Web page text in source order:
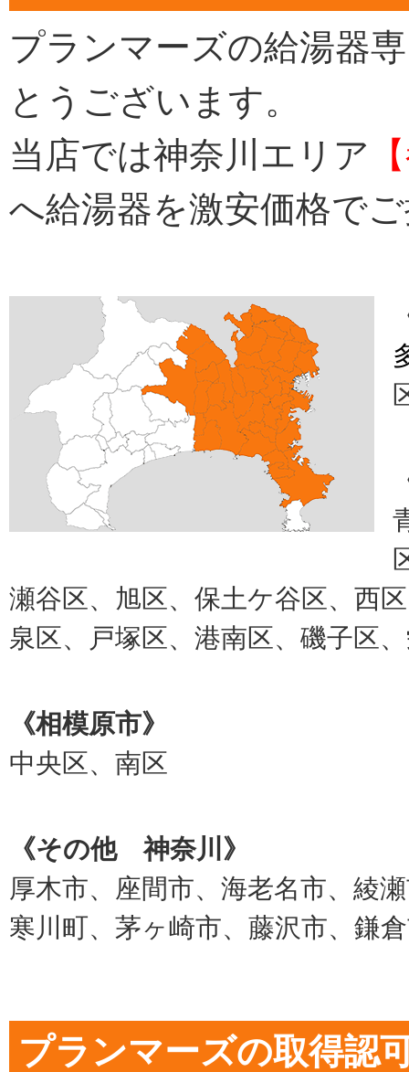
プランマーズの給湯器
とうございます。
当店では神奈川エリア
へ給湯器を激安価格で
瀬谷区、旭区、保土ケ谷区、西
泉区、戸塚区、港南区、磯子区
《相模原市》
中央区、南区
《その他 神奈川》
厚木市、座間市、海老名市、綾
寒川町、茅ヶ崎市、藤沢市、鎌
プランマーズの取得認